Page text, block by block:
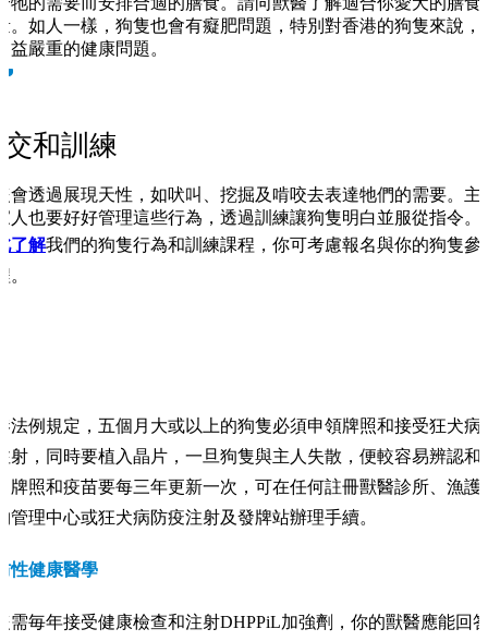
。如人一樣，狗隻也會有癡肥問題，特別對香港的狗隻來說，
益嚴重的健康問題。
和訓練
會透過展現天性，如吠叫、挖掘及啃咬去表達牠們的需要。主
人也要好好管理這些行為，透過訓練讓狗隻明白並服從指令。
了解我們的狗隻行為和訓練課程，你可考慮報名與你的狗隻參
。
法例規定，五個月大或以上的狗隻必須申領牌照和接受狂犬病
射，同時要植入晶片，一旦狗隻與主人失散，便較容易辨認和
牌照和疫苗要每三年更新一次，可在任何註冊獸醫診所、漁護
管理中心或狂犬病防疫注射及發牌站辦理手續。
性健康醫學
需毎年接受健康檢查和注射DHPPiL加強劑，你的獸醫應能回